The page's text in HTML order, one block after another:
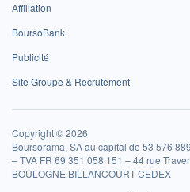
Affiliation
BoursoBank
Publicité
Site Groupe & Recrutement
Copyright © 2026
Boursorama, SA au capital de 53 576
– TVA FR 69 351 058 151 – 44 rue
BOULOGNE BILLANCOURT CEDEX